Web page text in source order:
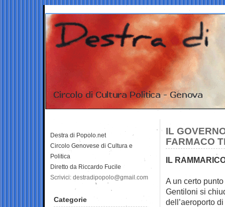
IL
FARMACO
IL
A un certo
Gentiloni si
dell’aeroporto
Destra di Popolo.net
Circolo Genovese di Cultura e
Politica
Diretto da Riccardo Fucile
Scrivici: destradipopolo@gmail.com
Categorie